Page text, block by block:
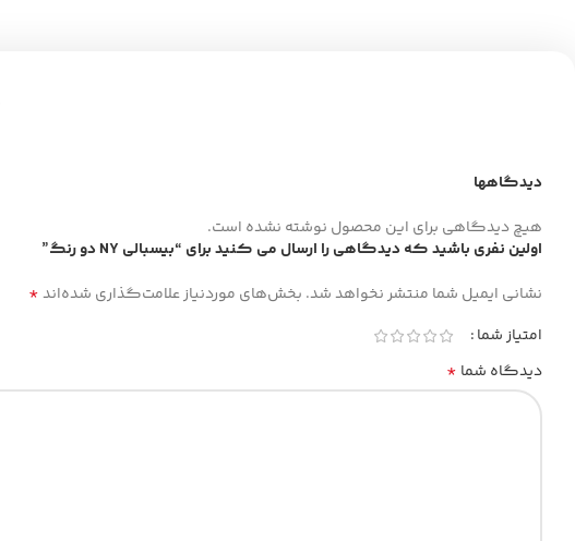
دیدگاهها
هیچ دیدگاهی برای این محصول نوشته نشده است.
اولین نفری باشید که دیدگاهی را ارسال می کنید برای “بیسبالی NY دو رنگ”
نشانی ایمیل شما منتشر نخواهد شد. بخش‌های موردنیاز علامت‌گذاری شده‌اند*
امتیاز شما
دیدگاه شما *